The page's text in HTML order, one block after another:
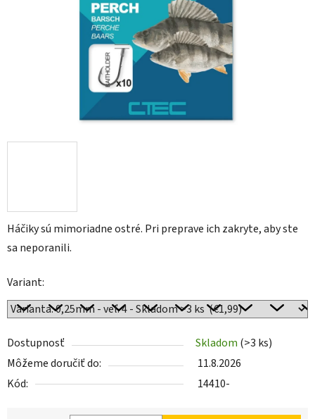
Háčiky sú mimoriadne ostré. Pri preprave ich zakryte, aby ste
sa neporanili.
Variant:
Dostupnosť Skladom (>3 ks)
Môžeme doručiť do:
11.8.2026
Kód:
14410-